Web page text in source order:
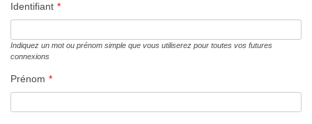
Identifiant *
Indiquez un mot ou prénom simple que vous utiliserez pour toutes vos futures
connexions
Prénom *